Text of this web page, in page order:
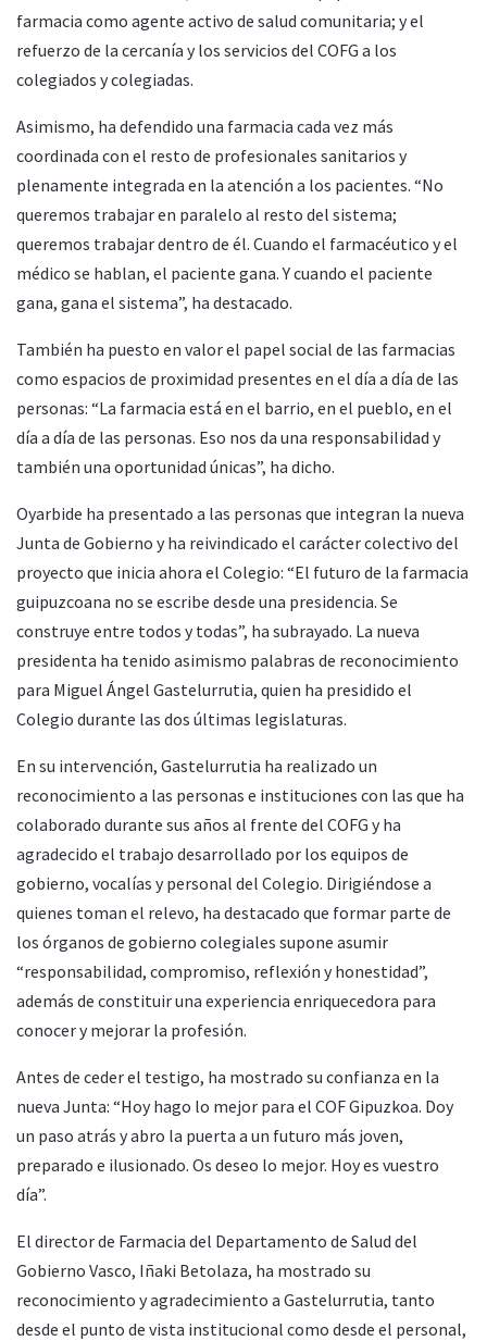
farmacia como agente activo de salud comunitaria; y el
refuerzo de la cercanía y los servicios del COFG a los
colegiados y colegiadas.
Asimismo, ha defendido una farmacia cada vez más
coordinada con el resto de profesionales sanitarios y
plenamente integrada en la atención a los pacientes. “No
queremos trabajar en paralelo al resto del sistema;
queremos trabajar dentro de él. Cuando el farmacéutico y el
médico se hablan, el paciente gana. Y cuando el paciente
gana, gana el sistema”, ha destacado.
También ha puesto en valor el papel social de las farmacias
como espacios de proximidad presentes en el día a día de las
personas: “La farmacia está en el barrio, en el pueblo, en el
día a día de las personas. Eso nos da una responsabilidad y
también una oportunidad únicas”, ha dicho.
Oyarbide ha presentado a las personas que integran la nueva
Junta de Gobierno y ha reivindicado el carácter colectivo del
proyecto que inicia ahora el Colegio: “El futuro de la farmacia
guipuzcoana no se escribe desde una presidencia. Se
construye entre todos y todas”, ha subrayado. La nueva
presidenta ha tenido asimismo palabras de reconocimiento
para Miguel Ángel Gastelurrutia, quien ha presidido el
Colegio durante las dos últimas legislaturas.
En su intervención, Gastelurrutia ha realizado un
reconocimiento a las personas e instituciones con las que ha
colaborado durante sus años al frente del COFG y ha
agradecido el trabajo desarrollado por los equipos de
gobierno, vocalías y personal del Colegio. Dirigiéndose a
quienes toman el relevo, ha destacado que formar parte de
los órganos de gobierno colegiales supone asumir
“responsabilidad, compromiso, reflexión y honestidad”,
además de constituir una experiencia enriquecedora para
conocer y mejorar la profesión.
Antes de ceder el testigo, ha mostrado su confianza en la
nueva Junta: “Hoy hago lo mejor para el COF Gipuzkoa. Doy
un paso atrás y abro la puerta a un futuro más joven,
preparado e ilusionado. Os deseo lo mejor. Hoy es vuestro
día”.
El director de Farmacia del Departamento de Salud del
Gobierno Vasco, Iñaki Betolaza, ha mostrado su
reconocimiento y agradecimiento a Gastelurrutia, tanto
desde el punto de vista institucional como desde el personal,